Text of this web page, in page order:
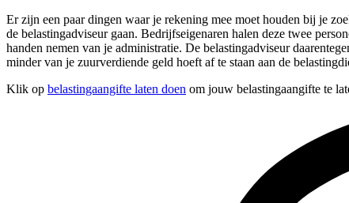
Er zijn een paar dingen waar je rekening mee moet houden bij je
de belastingadviseur gaan. Bedrijfseigenaren halen deze twee
handen nemen van je administratie. De belastingadviseur
minder van je zuurverdiende geld hoeft af te staan aan de
Klik op belastingaangifte laten doen om jouw belastingaangifte te